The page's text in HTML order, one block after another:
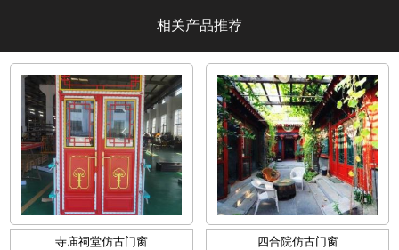
相关产品推荐
寺庙祠堂仿古门窗 四合院仿古门窗